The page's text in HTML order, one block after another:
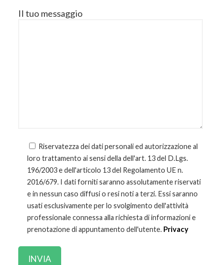
Il tuo messaggio
Riservatezza dei dati personali ed autorizzazione al
loro trattamento ai sensi della dell'art. 13 del D.Lgs.
196/2003 e dell'articolo 13 del Regolamento UE n.
2016/679. I dati forniti saranno assolutamente riservati
e in nessun caso diffusi o resi noti a terzi. Essi saranno
usati esclusivamente per lo svolgimento dell'attività
professionale connessa alla richiesta di informazioni e
prenotazione di appuntamento dell'utente. Privacy